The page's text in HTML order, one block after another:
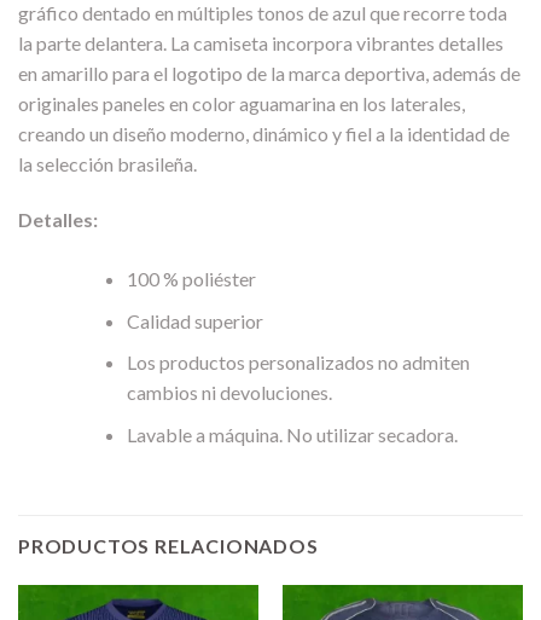
gráfico dentado en múltiples tonos de azul que recorre toda
la parte delantera. La camiseta incorpora vibrantes detalles
en amarillo para el logotipo de la marca deportiva, además de
originales paneles en color aguamarina en los laterales,
creando un diseño moderno, dinámico y fiel a la identidad de
la selección brasileña.
Detalles:
100 % poliéster
Calidad superior
Los productos personalizados no admiten
cambios ni devoluciones.
Lavable a máquina. No utilizar secadora.
PRODUCTOS RELACIONADOS